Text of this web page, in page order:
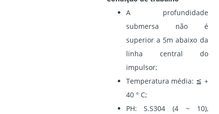
A profundidade
submersa não é
superior a 5m abaixo da
linha central do
impulsor;
Temperatura média: ≦ +
40 ° C;
PH: S.S304 (4 ~ 10),